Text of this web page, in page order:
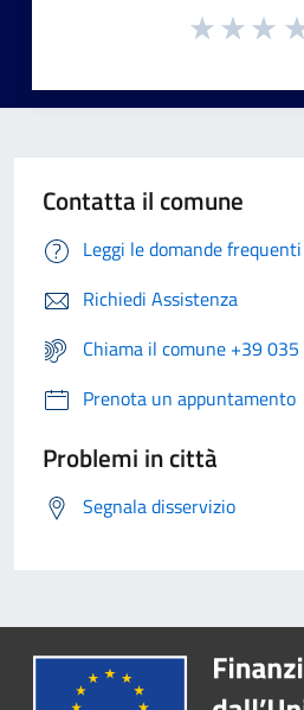
Contatta il comune
Leggi le domande frequenti
Richiedi Assistenza
Chiama il comune +39
Prenota un appuntamento
Problemi in città
Segnala disservizio